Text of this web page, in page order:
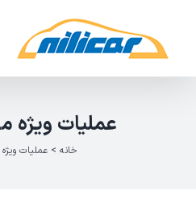
content
عملیات ویژه
خانه >عملیات